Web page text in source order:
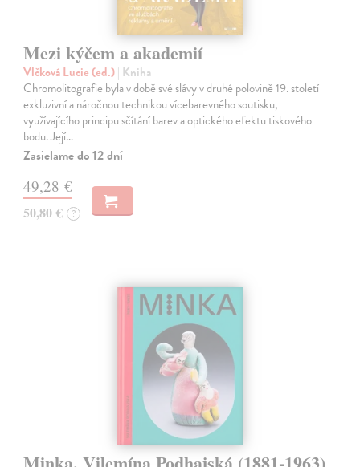
Mezi kýčem a akademií
Vlčková Lucie (ed.)| Kniha
Chromolitografie byla v době své slávy v druhé polovině 19. století
exkluzivní a náročnou technikou vícebarevného soutisku,
využívajícího principu sčítání barev a optického efektu tiskového
bodu. Její…
Zasielame do 12 dní
49,28 €
50,80 € ?